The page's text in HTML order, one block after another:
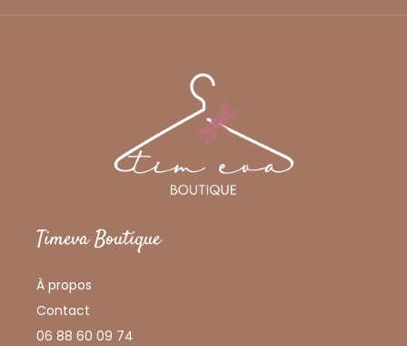
Timeva Boutique
À propos
Contact
06 88 60 09 74